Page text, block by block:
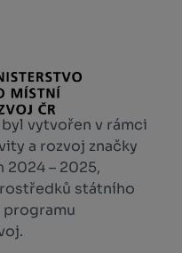
vytvořen v rámci
a rozvoj značky
2024 – 2025,
státního